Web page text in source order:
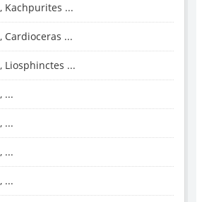
Kachpurites ...
Cardioceras ...
Liosphinctes ...
...
...
...
...